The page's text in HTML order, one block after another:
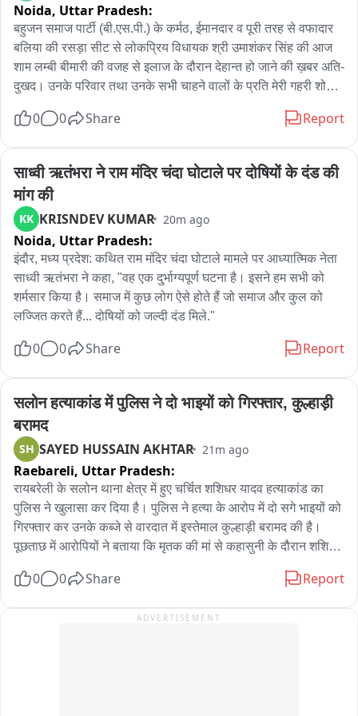
Noida, Uttar Pradesh:
बहुजन समाज पार्टी (बी.एस.पी.) के कर्मठ, ईमानदार व पूरी तरह से वफादार
बलिया की रसड़ा सीट से लोकप्रिय विधायक श्री उमाशंकर सिंह की आज
शाम लम्बी बीमारी की वजह से इलाज के दौरान देहान्त हो जाने की ख़बर अति-
दुखद। उनके परिवार तथा उनके सभी चाहने वालों के प्रति मेरी गहरी शोक
है। उनका पूरा परिवार बी.एस.पी. परिवार की तरह है तथा उनके परिवार के
लगातार सम्पर्क बने रहने के दौरान ही आज शाम उनके देहान्त की ख़बर उनके
पुत्र से ही मिली। इस दुख की घड़ी में मैं व पूरी पार्टी उनके व उनके परिवार
के साथ है तथा उन्हें किसी भी प्रकार से हिम्मत नहीं हारना है बल्कि इस
परिस्थिति का सामना करते हुये आगे बढ़ना है। कुदरत उन सभी लोगों को इस
दुख को सहन करने की शक्ति दे।
0 0 Share Report
साध्वी ऋतंभरा ने राम मंदिर चंदा घोटाले पर दोषियों के दंड की
मांग की
KK KRISNDEV KUMAR 20m ago
Noida, Uttar Pradesh:
इंदौर, मध्य प्रदेश: कथित राम मंदिर चंदा घोटाले मामले पर आध्यात्मिक नेता
साध्वी ऋतंभरा ने कहा, "वह एक दु्र्भाग्यपूर्ण घटना है। इसने हम सभी को
शर्मसार किया है। समाज में कुछ लोग ऐसे होते हैं जो समाज और कुल को
लज्जित करते हैं... दोषियों को जल्दी दंड मिले."
0 0 Share Report
सलोन हत्याकांड में पुलिस ने दो भाइयों को गिरफ्तार, कुल्हाड़ी
बरामद
SH SAYED HUSSAIN AKHTAR 21m ago
Raebareli, Uttar Pradesh:
रायबरेली के सलोन थाना क्षेत्र में हुए चर्चित शशिधर यादव हत्याकांड का
पुलिस ने खुलासा कर दिया है। पुलिस ने हत्या के आरोप में दो सगे भाइयों को
गिरफ्तार कर उनके कब्जे से वारदात में इस्तेमाल कुल्हाड़ी बरामद की है।
पूछताछ में आरोपियों ने बताया कि मृतक की मां से कहासुनी के दौरान शशिधर
उसकी हत्या कर दी। इलेक्ट्रॉनिक सर्विलांस और साक्ष्यों के आधार पर
बीएनएस की संबंधित धाराओं में आगे की विधिक कार्रवाई जारी है।
0 0 Share Report
ADVERTISEMENT